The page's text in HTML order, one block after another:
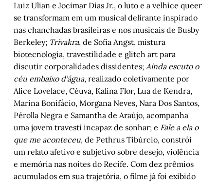
Luiz Ulian e Jocimar Dias Jr., o luto e a velhice queer
se transformam em um musical delirante inspirado
nas chanchadas brasileiras e nos musicais de Busby
Berkeley; Trivakra, de Sofia Angst, mistura
biotecnologia, travestilidade e glitch art para
discutir corporalidades dissidentes; Ainda escuto o
céu embaixo d’água, realizado coletivamente por
Alice Lovelace, Céuva, Kalina Flor, Lua de Kendra,
Marina Bonifácio, Morgana Neves, Nara Dos Santos,
Pérolla Negra e Samantha de Araújo, acompanha
uma jovem travesti incapaz de sonhar; e Fale a ela o
que me aconteceu, de Pethrus Tibúrcio, constrói
um relato afetivo e subjetivo sobre desejo, violência
e memória nas noites do Recife. Com dez prêmios
acumulados em sua trajetória, o filme já foi exibido